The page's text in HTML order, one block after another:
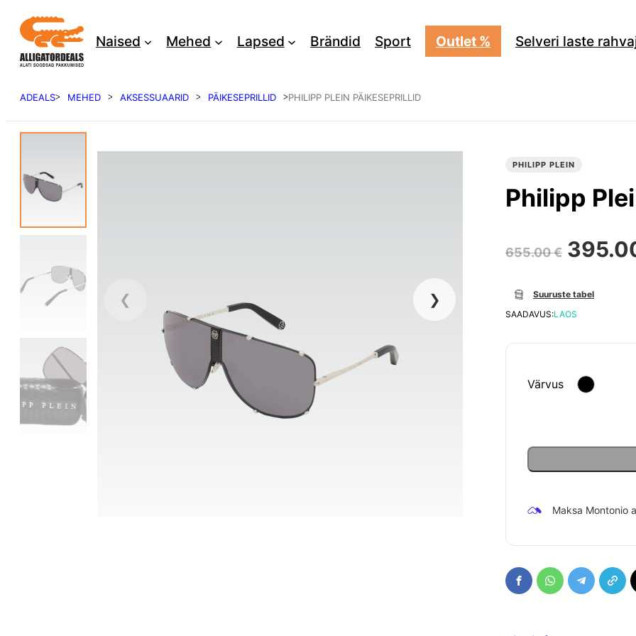
Naised Mehed Lapsed Brändid Sport Outlet % Selveri laste
ADEALSᐳ MEHED ᐳ AKSESSUAARID ᐳ PÄIKESEPRILLID ᐳPHILIPP PLEIN PÄIKESEPRILLID
PHILIPP PLEIN
Philipp
655.00€ Algne
hind
oli:
Suuruste tabel
SAADAVUS:LAOS
Värvus
Maksa Montonio